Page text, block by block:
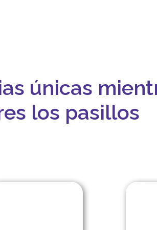
únicas
los pasillos